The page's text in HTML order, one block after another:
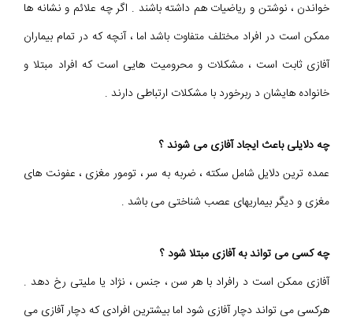
خواندن ، نوشتن و ریاضیات هم داشته باشند . اگر چه علائم و نشانه ها
ممکن است در افراد مختلف متفاوت باشد اما ، آنچه که در تمام بیماران
آفازی ثابت است ، مشکلات و محرومیت هایی است که افراد مبتلا و
خانواده هایشان د ربرخورد با مشکلات ارتباطی دارند .
چه دلایلی باعث ایجاد آفازی می شوند ؟
عمده ترین دلایل شامل سکته ، ضربه به سر ، تومور مغزی ، عفونت های
مغزی و دیگر بیماریهای عصب شناختی می باشد .
چه کسی می تواند به آفازی مبتلا شود ؟
آفازی ممکن است د رافراد با هر سن ، جنس ، نژاد یا ملیتی رخ دهد .
هرکسی می تواند دچار آفازی شود اما بیشترین افرادی که دچار آفازی می